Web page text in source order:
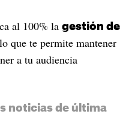
al 100% la gestión de
que te permite mantener
a tu audiencia
noticias de última